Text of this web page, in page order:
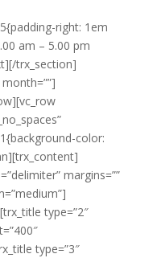
right: 1em
am – 5.00 pm
trx_section]
color:
margins=””
type=”2″
type=”3″